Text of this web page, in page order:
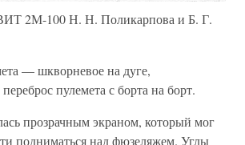
2М-100 Н. Н. Поликарпова и Б. Г.
— шкворневое на дуге,
пулемета с борта на борт.
прозрачным экраном, который мог
подниматься над фюзеляжем. Углы